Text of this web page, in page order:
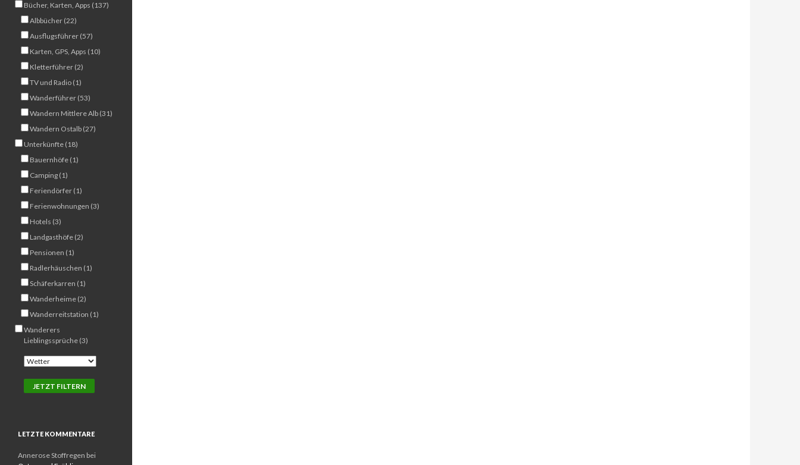
Bücher, Karten, Apps (137)
Albbücher (22)
Ausflugsführer (57)
Karten, GPS, Apps (10)
Kletterführer (2)
TV und Radio (1)
Wanderführer (53)
Wandern Mittlere Alb (31)
Wandern Ostalb (27)
Unterkünfte (18)
Bauernhöfe (1)
Camping (1)
Feriendörfer (1)
Ferienwohnungen (3)
Hotels (3)
Landgasthöfe (2)
Pensionen (1)
Radlerhäuschen (1)
Schäferkarren (1)
Wanderheime (2)
Wanderreitstation (1)
Wanderers
Lieblingssprüche (3)
LETZTE KOMMENTARE
Annerose Stoffregen bei